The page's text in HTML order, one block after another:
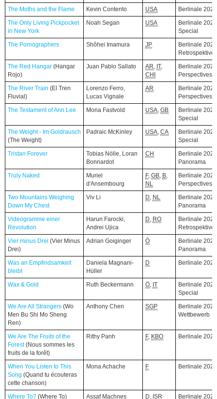
The Moths and the Flame
Kevin Contento USA
Berlinale
The Only Living Pickpocket
in New York
Noah Segan USA
Berlinale
Special
The Pornographers
Shôhei Imamura JP
Berlinale
Retrospektive
The Red Hangar (Hangar
Rojo)
Juan Pablo Sallato AR, IT,
CHI
Berlinale
Perspectives
The River Train (El Tren
Fluvial)
Lorenzo Ferro,
Lucas Vignale
AR
Berlinale
Perspectives
The Testament of Ann Lee
Mona Fastvold USA, GB
Berlinale
Special
The Weight - Im Goldrausch
(The Weight)
Padraic McKinley USA, CA
Berlinale
Special
Tristan Forever
Tobias Nölle, Loran
Bonnardot
CH
Berlinale
Panorama
Truly Naked
Muriel
d'Ansembourg
F, GB, B,
NL
Berlinale
Perspectives
Two Mountains Weighing
Down My Chest
Viv Li D, NL
Berlinale
Panorama
Videogramme einer
Revolution
Harun Farocki,
Andrei Ujica
D, RO
Berlinale
Retrospektive
Vier minus Drei (Vier Minus
Drei)
Adrian Goiginger Ö
Berlinale
Panorama
Was an Empfindsamkeit
bleibt
Daniela Magnani-
Hüller
D Berlinale
Wax & Gold Ruth Beckermann Ö, IT
Berlinale
Special
We Are All Strangers (Wo
Men Bu Shi Mo Sheng
Ren)
Anthony Chen SGP
Berlinale
Wettbewerb
We Are The Fruits of the
Forest (Nous sommes les
fruits de la forêt)
Rithy Panh F, KBO Berlinale
When You Listen to This
Song (Quand tu écouteras
cette chanson)
Mona Achache F Berlinale
Where To? (Where To) Assaf Machnes D, ISR Berlinale
The Moths and the Flame
The Only Living Pickpocket
in New York
The Pornographers
The Red Hangar (Hangar
Rojo)
The River Train (El Tren
Fluvial)
The Testament of Ann Lee
The Weight - Im Goldrausch
(The Weight)
Tristan Forever
Truly Naked
Two Mountains Weighing
Down My Chest
Videogramme einer
Revolution
Vier minus Drei (Vier Minus
Drei)
Was an Empfindsamkeit
bleibt
Wax & Gold
We Are All Strangers (Wo
Men Bu Shi Mo Sheng
Ren)
We Are The Fruits of the
Forest (Nous sommes les
fruits de la forêt)
When You Listen to This
Song (Quand tu écouteras
cette chanson)
Where To? (Where To)